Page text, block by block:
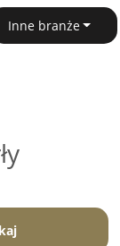
Inne branże